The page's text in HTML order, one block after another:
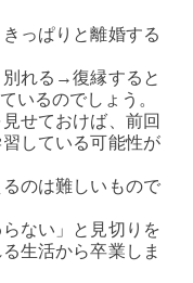
っぱりと離婚する
れる→復縁すると
いるのでしょう。
せておけば、前回
している可能性が
のは難しいもので
ない」と見切りを
生活から卒業しま